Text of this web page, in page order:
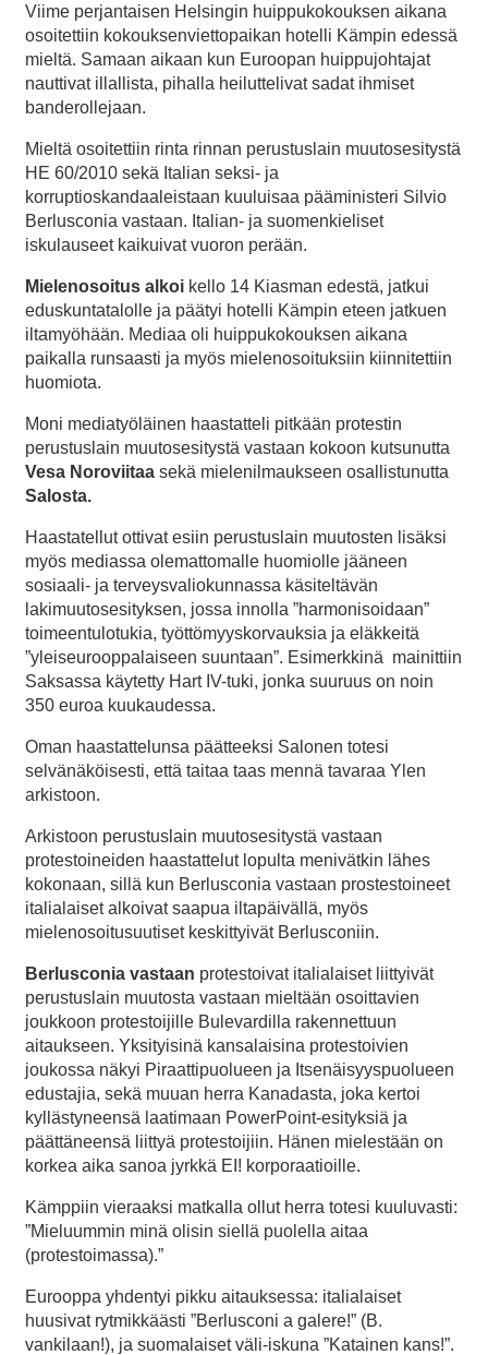
Viime perjantaisen Helsingin huippukokouksen aikana
osoitettiin kokouksenviettopaikan hotelli Kämpin edessä
mieltä. Samaan aikaan kun Euroopan huippujohtajat
nauttivat illallista, pihalla heiluttelivat sadat ihmiset
banderollejaan.
Mieltä osoitettiin rinta rinnan perustuslain muutosesitystä
HE 60/2010 sekä Italian seksi- ja
korruptioskandaaleistaan kuuluisaa pääministeri Silvio
Berlusconia vastaan. Italian- ja suomenkieliset
iskulauseet kaikuivat vuoron perään.
Mielenosoitus alkoi kello 14 Kiasman edestä, jatkui
eduskuntatalolle ja päätyi hotelli Kämpin eteen jatkuen
iltamyöhään. Mediaa oli huippukokouksen aikana
paikalla runsaasti ja myös mielenosoituksiin kiinnitettiin
huomiota.
Moni mediatyöläinen haastatteli pitkään protestin
perustuslain muutosesitystä vastaan kokoon kutsunutta
Vesa Noroviitaa sekä mielenilmaukseen osallistunutta
Salosta.
Haastatellut ottivat esiin perustuslain muutosten lisäksi
myös mediassa olemattomalle huomiolle jääneen
sosiaali- ja terveysvaliokunnassa käsiteltävän
lakimuutosesityksen, jossa innolla ”harmonisoidaan”
toimeentulotukia, työttömyyskorvauksia ja eläkkeitä
”yleiseurooppalaiseen suuntaan”. Esimerkkinä mainittiin
Saksassa käytetty Hart IV-tuki, jonka suuruus on noin
350 euroa kuukaudessa.
Oman haastattelunsa päätteeksi Salonen totesi
selvänäköisesti, että taitaa taas mennä tavaraa Ylen
arkistoon.
Arkistoon perustuslain muutosesitystä vastaan
protestoineiden haastattelut lopulta menivätkin lähes
kokonaan, sillä kun Berlusconia vastaan prostestoineet
italialaiset alkoivat saapua iltapäivällä, myös
mielenosoitusuutiset keskittyivät Berlusconiin.
Berlusconia vastaan protestoivat italialaiset liittyivät
perustuslain muutosta vastaan mieltään osoittavien
joukkoon protestoijille Bulevardilla rakennettuun
aitaukseen. Yksityisinä kansalaisina protestoivien
joukossa näkyi Piraattipuolueen ja Itsenäisyyspuolueen
edustajia, sekä muuan herra Kanadasta, joka kertoi
kyllästyneensä laatimaan PowerPoint-esityksiä ja
päättäneensä liittyä protestoijiin. Hänen mielestään on
korkea aika sanoa jyrkkä EI! korporaatioille.
Kämppiin vieraaksi matkalla ollut herra totesi kuuluvasti:
”Mieluummin minä olisin siellä puolella aitaa
(protestoimassa).”
Eurooppa yhdentyi pikku aitauksessa: italialaiset
huusivat rytmikkäästi ”Berlusconi a galere!” (B.
vankilaan!), ja suomalaiset väli-iskuna ”Katainen kans!”.